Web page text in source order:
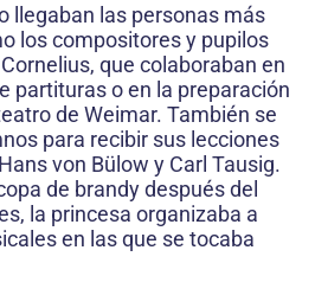
llegaban las personas más
los compositores y pupilos
que colaboraban en
partituras o en la preparación
de Weimar. También se
para recibir sus lecciones
von Bülow y Carl Tausig.
de brandy después del
la princesa organizaba a
en las que se tocaba